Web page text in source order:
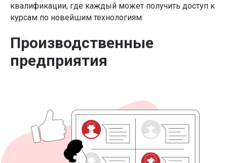
квалификации, где каждый может получить доступ к
курсам по новейшим технологиям.
Производственные
предприятия
Подписывайтесь на
рассылку со статьями,
Я даюСогласие на обработку перс.данных
условиях
Политики конфиденциальности
Согласие на получение информационно-